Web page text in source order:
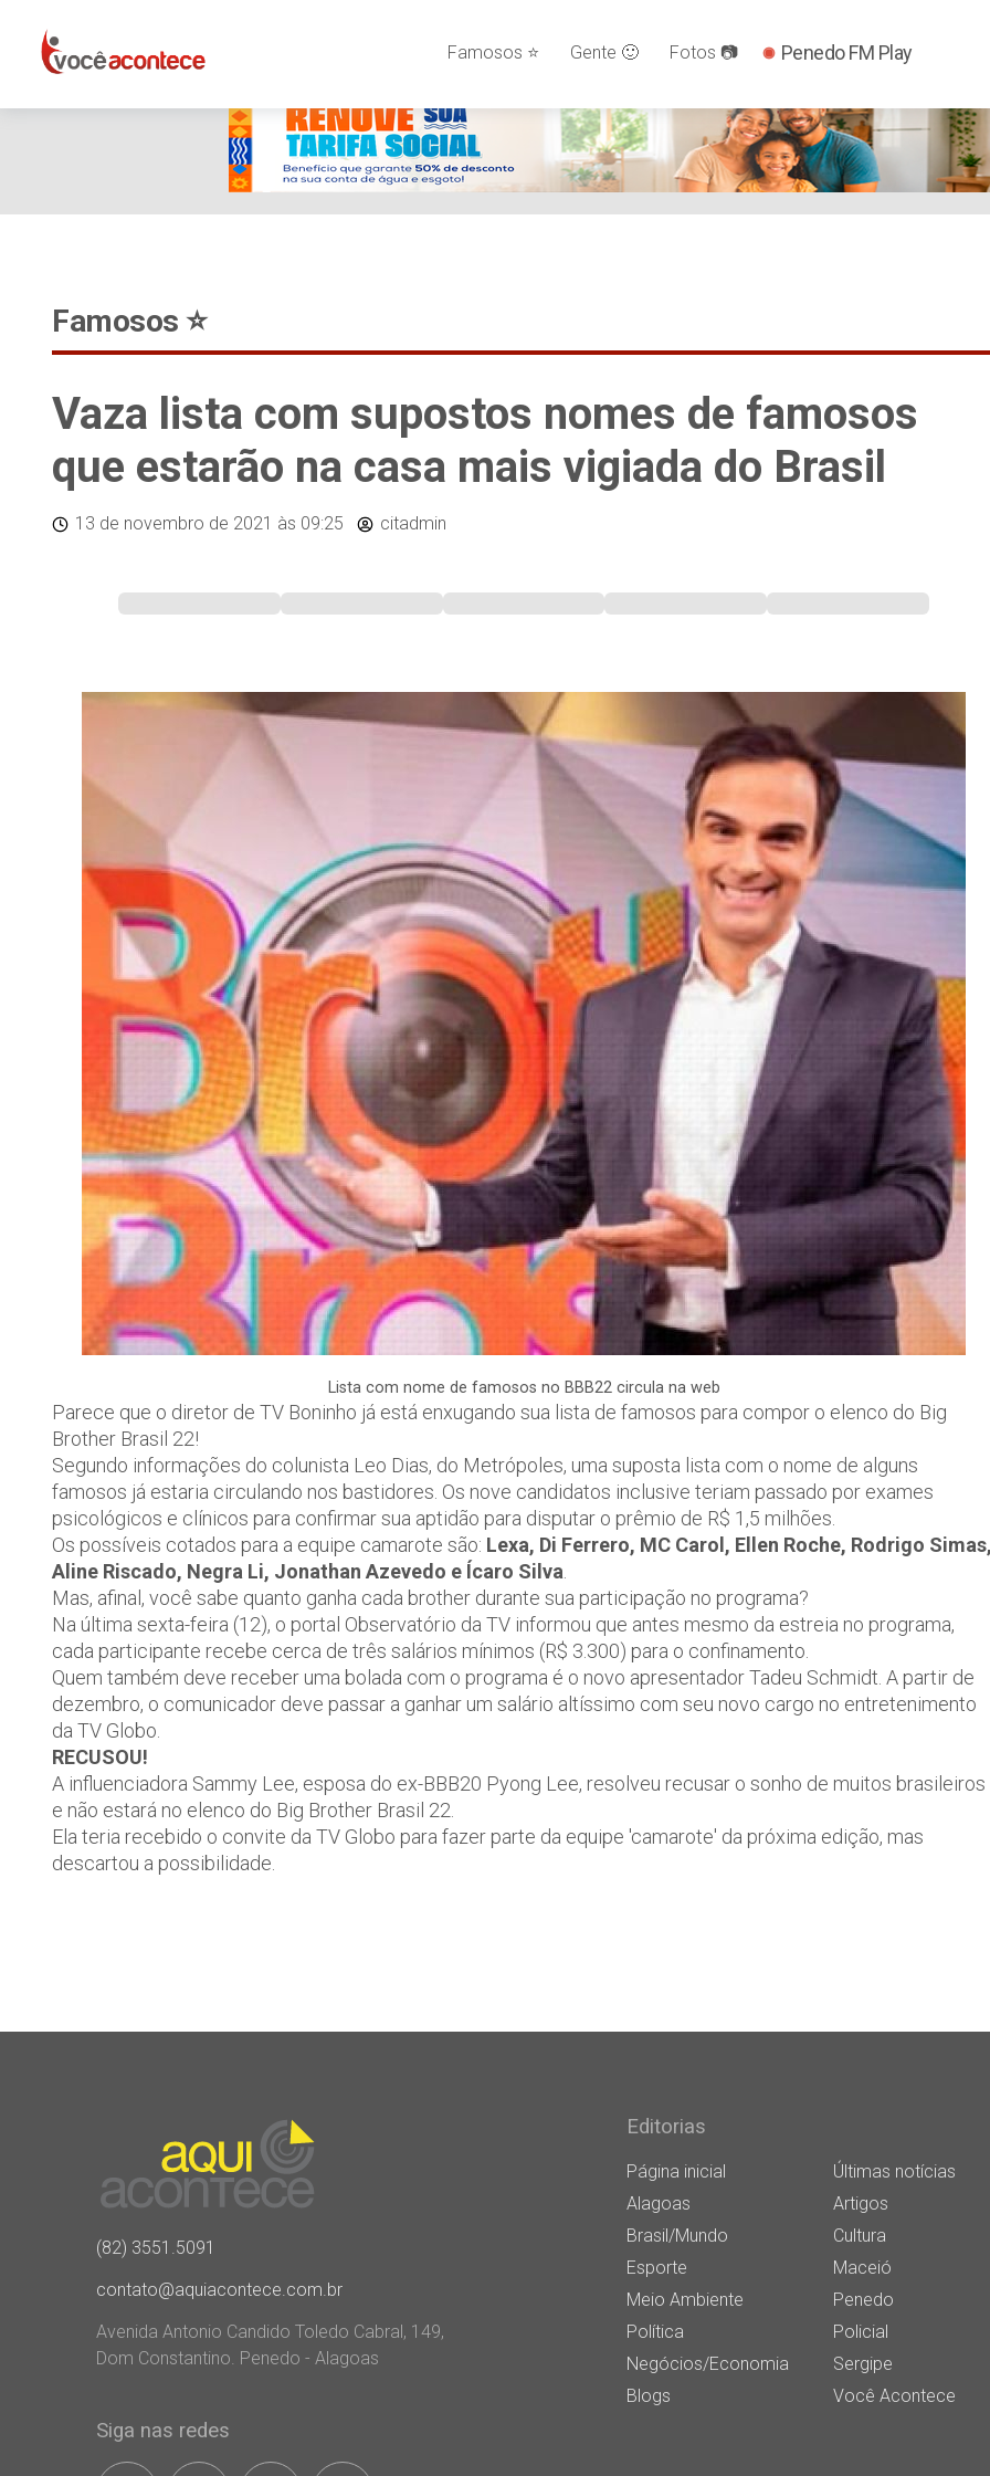
Famosos ⭐️
Gente 🙂 Fotos 📷 Penedo FM Play
Famosos ⭐️
Vaza lista com supostos nomes de famosos
que estarão na casa mais vigiada do Brasil
13 de novembro de 2021 às 09:25 citadmin
Lista com nome de famosos no BBB22 circula na web
Parece que o diretor de TV Boninho já está enxugando sua lista de famosos para compor o elenco do Big
Brother Brasil 22!
Segundo informações do colunista Leo Dias, do Metrópoles, uma suposta lista com o nome de alguns
famosos já estaria circulando nos bastidores. Os nove candidatos inclusive teriam passado por exames
psicológicos e clínicos para confirmar sua aptidão para disputar o prêmio de R$ 1,5 milhões.
Os possíveis cotados para a equipe camarote são: Lexa, Di Ferrero, MC Carol, Ellen Roche, Rodrigo
Aline Riscado, Negra Li, Jonathan Azevedo e Ícaro Silva
Mas, afinal, você sabe quanto ganha cada brother durante sua participação no programa?
Na última sexta-feira (12), o portal Observatório da TV informou que antes mesmo da estreia no programa,
cada participante recebe cerca de três salários mínimos (R$ 3.300) para o confinamento.
Quem também deve receber uma bolada com o programa é o novo apresentador Tadeu Schmidt. A partir de
dezembro, o comunicador deve passar a ganhar um salário altíssimo com seu novo cargo no entretenimento
da TV Globo.
RECUSOU!
A influenciadora Sammy Lee, esposa do ex-BBB20 Pyong Lee, resolveu recusar o sonho de muitos brasileiros
e não estará no elenco do Big Brother Brasil 22.
Ela teria recebido o convite da TV Globo para fazer parte da equipe 'camarote' da próxima edição, mas
descartou a possibilidade.
(82) 3551.5091
contato@aquiacontece.com.br
Avenida Antonio Candido Toledo Cabral, 149,
Dom Constantino. Penedo - Alagoas
Siga nas redes
Editorias
Página inicial
Últimas notícias
Alagoas
Artigos
Brasil/Mundo
Cultura
Esporte
Maceió
Meio Ambiente
Penedo
Política
Policial
Negócios/Economia
Sergipe
Blogs
Você Acontece